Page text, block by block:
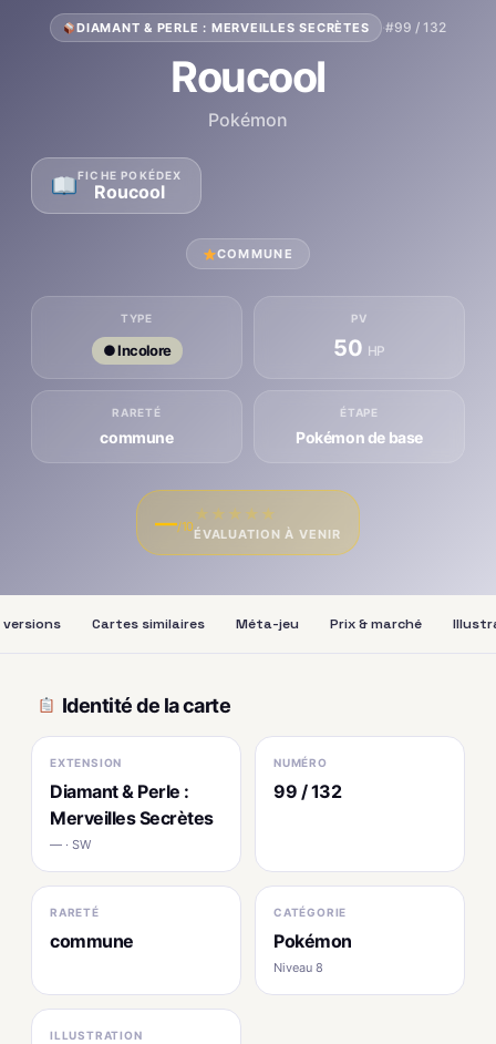
DIAMANT & PERLE : MERVEILLES SECRÈTES ·#99 / 132
Roucool
Pokémon
FICHE POKÉDEX
Roucool
COMMUNE
TYPE
● Incolore
PV
50 HP
RARETÉ
commune
ÉTAPE
Pokémon de base
—/10
★ ★ ★ ★ ★
ÉVALUATION À VENIR
Cartes similaires Méta-jeu Prix & marché
Identité de la carte
EXTENSION
Diamant & Perle :
Merveilles Secrètes
— · SW
NUMÉRO
99 / 132
RARETÉ
commune
CATÉGORIE
Pokémon
Niveau 8
ILLUSTRATION